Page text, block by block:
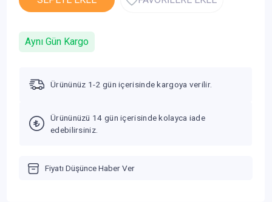
Aynı Gün Kargo
Ürününüz 1-2 gün içerisinde kargoya verilir.
Ürününüzü 14 gün içerisinde kolayca iade
edebilirsiniz.
Fiyatı Düşünce Haber Ver